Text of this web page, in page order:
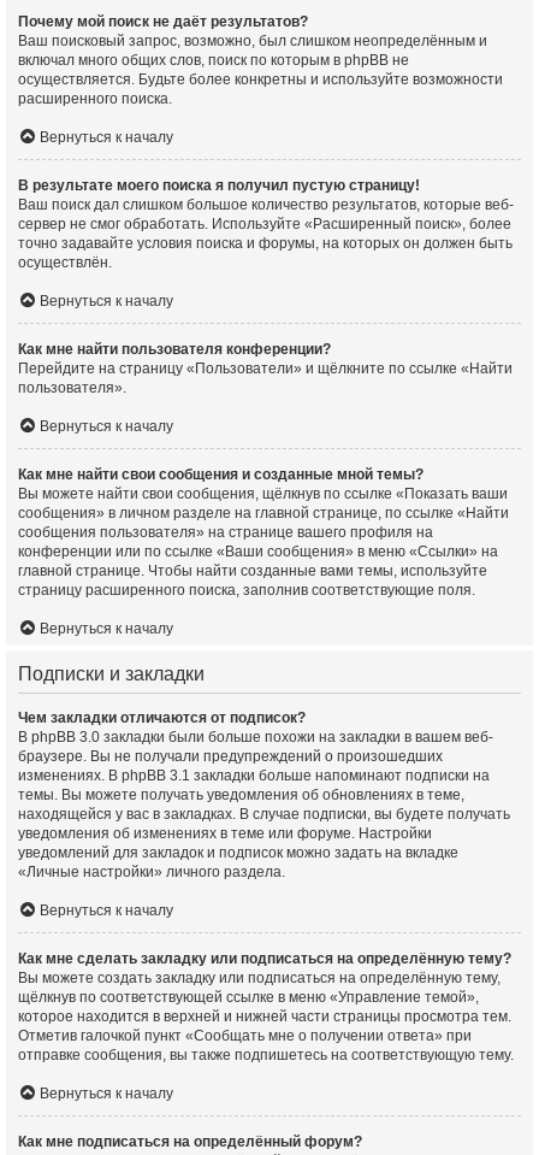
Почему мой поиск не даёт результатов?
Ваш поисковый запрос, возможно, был слишком неопределённым и
включал много общих слов, поиск по которым в phpBB не
осуществляется. Будьте более конкретны и используйте возможности
расширенного поиска.
Вернуться к началу
В результате моего поиска я получил пустую страницу!
Ваш поиск дал слишком большое количество результатов, которые веб-
сервер не смог обработать. Используйте «Расширенный поиск», более
точно задавайте условия поиска и форумы, на которых он должен быть
осуществлён.
Вернуться к началу
Как мне найти пользователя конференции?
Перейдите на страницу «Пользователи» и щёлкните по ссылке «Найти
пользователя».
Вернуться к началу
Как мне найти свои сообщения и созданные мной темы?
Вы можете найти свои сообщения, щёлкнув по ссылке «Показать ваши
сообщения» в личном разделе на главной странице, по ссылке «Найти
сообщения пользователя» на странице вашего профиля на
конференции или по ссылке «Ваши сообщения» в меню «Ссылки» на
главной странице. Чтобы найти созданные вами темы, используйте
страницу расширенного поиска, заполнив соответствующие поля.
Вернуться к началу
Подписки и закладки
Чем закладки отличаются от подписок?
В phpBB 3.0 закладки были больше похожи на закладки в вашем веб-
браузере. Вы не получали предупреждений о произошедших
изменениях. В phpBB 3.1 закладки больше напоминают подписки на
темы. Вы можете получать уведомления об обновлениях в теме,
находящейся у вас в закладках. В случае подписки, вы будете получать
уведомления об изменениях в теме или форуме. Настройки
уведомлений для закладок и подписок можно задать на вкладке
«Личные настройки» личного раздела.
Вернуться к началу
Как мне сделать закладку или подписаться на определённую тему?
Вы можете создать закладку или подписаться на определённую тему,
щёлкнув по соответствующей ссылке в меню «Управление темой»,
которое находится в верхней и нижней части страницы просмотра тем.
Отметив галочкой пункт «Сообщать мне о получении ответа» при
отправке сообщения, вы также подпишетесь на соответствующую тему.
Вернуться к началу
Как мне подписаться на определённый форум?